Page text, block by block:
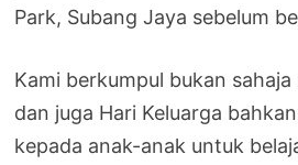
Park, Subang Jaya sebelum
Kami berkumpul bukan
dan juga Hari Keluarga
kepada anak-anak untuk